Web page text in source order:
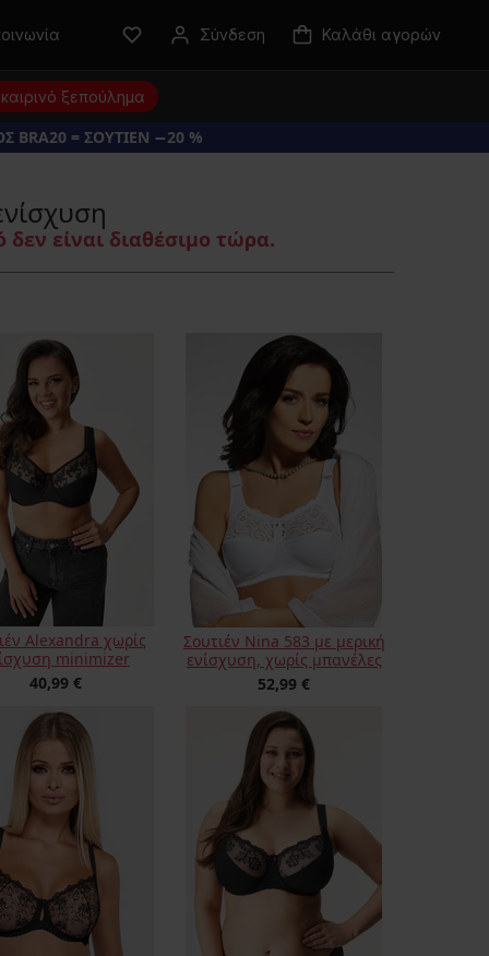
Σύνδεση Καλάθι αγορών
ξεπούλημα
BRA20 = ΣΟΥΤΙΕΝ −20 %
είναι διαθέσιμο τώρα.
Alexandra χωρίς
minimizer
40,99 €
Σουτιέν Nina 583 με μερική
ενίσχυση, χωρίς μπανέλες
52,99 €